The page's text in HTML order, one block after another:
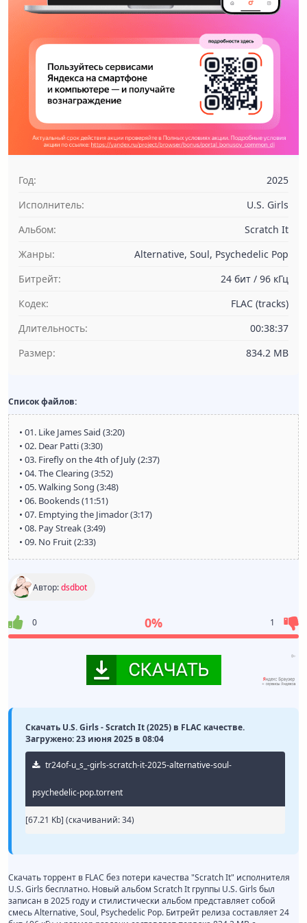
Год:
2025
Исполнитель:
U.S. Girls
Альбом:
Scratch It
Жанры:
Alternative, Soul, Psychedelic Pop
Битрейт:
24 бит / 96 кГц
Кодек:
FLAC (tracks)
Длительность:
00:38:37
Размер:
834.2 MB
Список файлов:
• 01. Like James Said (3:20)
• 02. Dear Patti (3:30)
• 03. Firefly on the 4th of July (2:37)
• 04. The Clearing (3:52)
• 05. Walking Song (3:48)
• 06. Bookends (11:51)
• 07. Emptying the Jimador (3:17)
• 08. Pay Streak (3:49)
• 09. No Fruit (2:33)
Автор:dsdbot
0 0% 1
Скачать U.S. Girls - Scratch It (2025) в FLAC качестве.
Загружено: 23 июня 2025 в 08:04
tr24of-u_s_-girls-scratch-it-2025-alternative-soul-
psychedelic-pop.torrent
[67.21 Kb] (cкачиваний: 34)
Скачать торрент в FLAC без потери качества "Scratch It" исполнителя
U.S. Girls бесплатно. Новый альбом Scratch It группы U.S. Girls был
записан в 2025 году и стилистически альбом представляет собой
смесь Alternative, Soul, Psychedelic Pop. Битрейт релиза составляет 24